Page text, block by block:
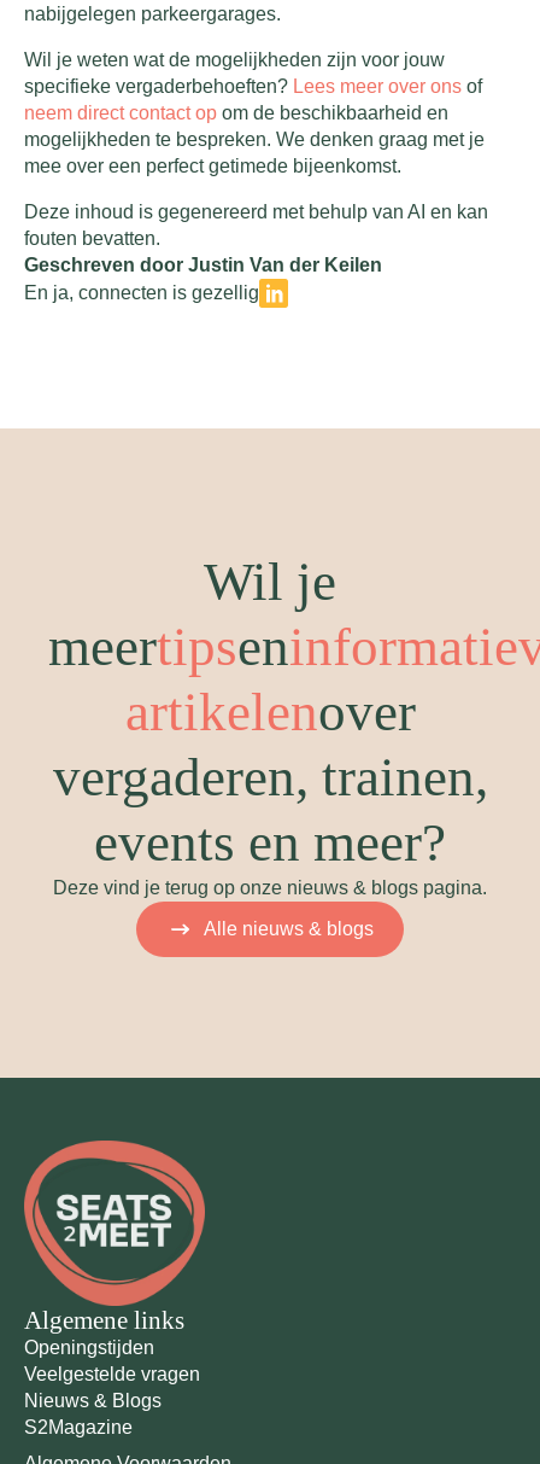
nabijgelegen parkeergarages.
Wil je weten wat de mogelijkheden zijn voor jouw
specifieke vergaderbehoeften? Lees meer over ons of
neem direct contact op om de beschikbaarheid en
mogelijkheden te bespreken. We denken graag met je
mee over een perfect getimede bijeenkomst.
Deze inhoud is gegenereerd met behulp van AI en kan
fouten bevatten.
Geschreven door Justin Van der Keilen
En ja, connecten is gezellig
Wil je
meertipsen
artikelenover
vergaderen, trainen,
events en meer?
Deze vind je terug op onze nieuws & blogs pagina.
Alle nieuws & blogs
Algemene links
Openingstijden
Veelgestelde vragen
Nieuws & Blogs
S2Magazine